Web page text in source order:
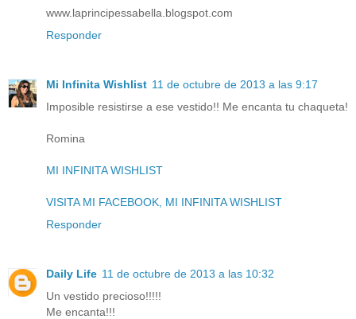
www.laprincipessabella.blogspot.com
Responder
Mi Infinita Wishlist 11 de octubre de 2013 a las 9:17
Imposible resistirse a ese vestido!! Me encanta tu chaqueta!
Romina
MI INFINITA WISHLIST
VISITA MI FACEBOOK, MI INFINITA WISHLIST
Responder
Daily Life 11 de octubre de 2013 a las 10:32
Un vestido precioso!!!!!
Me encanta!!!